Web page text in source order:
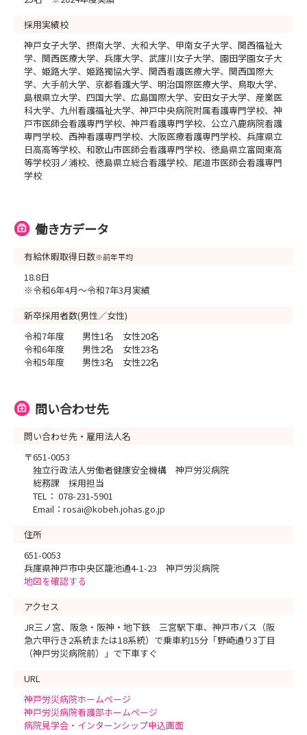
採用実績校
神戸女子大学、摂南大学、大和大学、甲南女子大学、関西福祉大
学、関西医療大学、兵庫大学、武庫川女子大学、園田学園女子大
学、姫路大学、姫路獨協大学、関西看護医療大学、関西国際大
学、大手前大学、京都看護大学、明治国際医療大学、鳥取大学、
島根県立大学、四国大学、広島国際大学、安田女子大学、産業医
科大学、九州看護福祉大学、神戸中央病院附属看護専門学校、神
戸市医師会看護専門学校、神戸看護専門学校、公立八鹿病院看護
専門学校、西神看護専門学校、大阪医療看護専門学校、兵庫県立
日高高等学校、和歌山市医師会看護専門学校、徳島県立富岡東高
等学校羽ノ浦校、徳島県立総合看護学校、尾道市医師会看護専門
学校
働き方データ
有給休暇取得日数※前年平均
18.8日
※令和6年4月～令和7年3月実績
新卒採用者数(男性／女性)
令和7年度 男性1名 女性20名
令和6年度 男性2名 女性23名
令和5年度 男性3名 女性22名
問い合わせ先
問い合わせ先・雇用法人名
〒651-0053
独立行政法人労働者健康安全機構 神戸労災病院
総務課 採用担当
TEL： 078-231-5901
Email：rosai@kobeh.johas.go.jp
住所
651-0053
兵庫県神戸市中央区籠池通4-1-23 神戸労災病院
地図を確認する
アクセス
JR三ノ宮、阪急・阪神・地下鉄 三宮駅下車、神戸市バス（阪
急六甲行き2系統または18系統）で乗車約15分「野崎通り3丁目
（神戸労災病院前）」で下車すぐ
URL
神戸労災病院ホームページ
神戸労災病院看護部ホームページ
病院見学会・インターンシップ申込画面